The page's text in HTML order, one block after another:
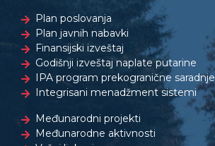
Plan poslovanja
Plan javnih nabavki
Finansijski izveštaj
Godišnji izveštaj naplate putarine
IPA program prekogranične saradnje
Integrisani menadžment sistemi
Međunarodni projekti
Međunarodne aktivnosti